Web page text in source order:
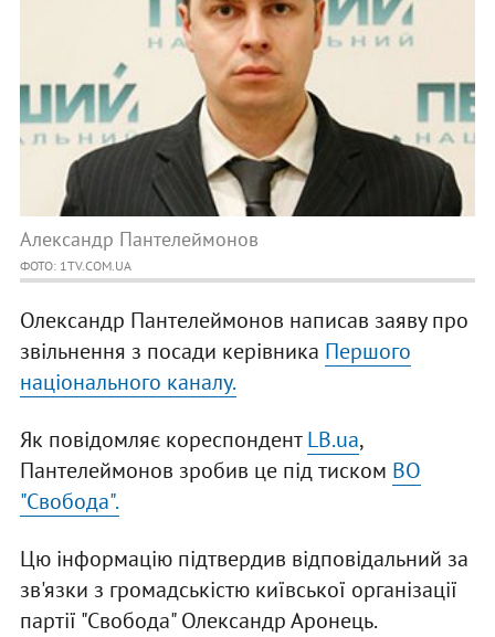
Александр Пантелеймонов
ФОТО: 1TV.COM.UA
Олександр Пантелеймонов написав заяву про
звільнення з посади керівника Першого
національного каналу.
Як повідомляє кореспондентLB.ua,
Пантелеймонов зробив це під тиском ВО
"Свобода".
Цю інформацію підтвердив відповідальний за
зв'язки з громадськістю київської організації
партії "Свобода" Олександр Аронець.